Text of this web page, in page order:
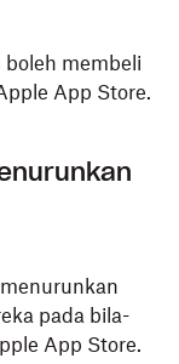
membeli
App Store.
pada bila-
App Store.